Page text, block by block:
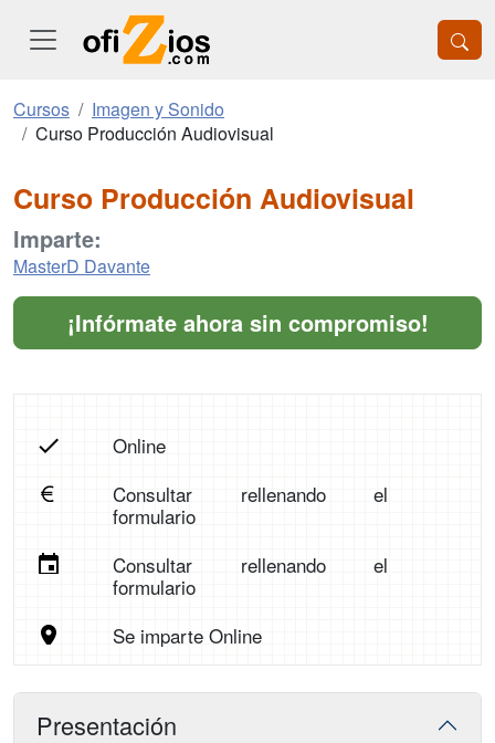
Cursos
Imagen y Sonido
Curso Producción Audiovisual
Curso Producción Audiovisual
Imparte:
MasterD Davante
¡Infórmate ahora sin compromiso!
Online
Consultar rellenando el
formulario
Consultar rellenando el
formulario
Se imparte Online
Presentación